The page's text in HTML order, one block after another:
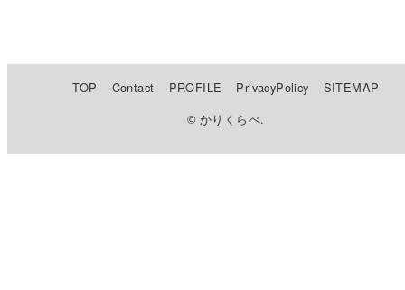
TOP Contact PROFILE PrivacyPolicy
SITEMAP
© かりくらべ.